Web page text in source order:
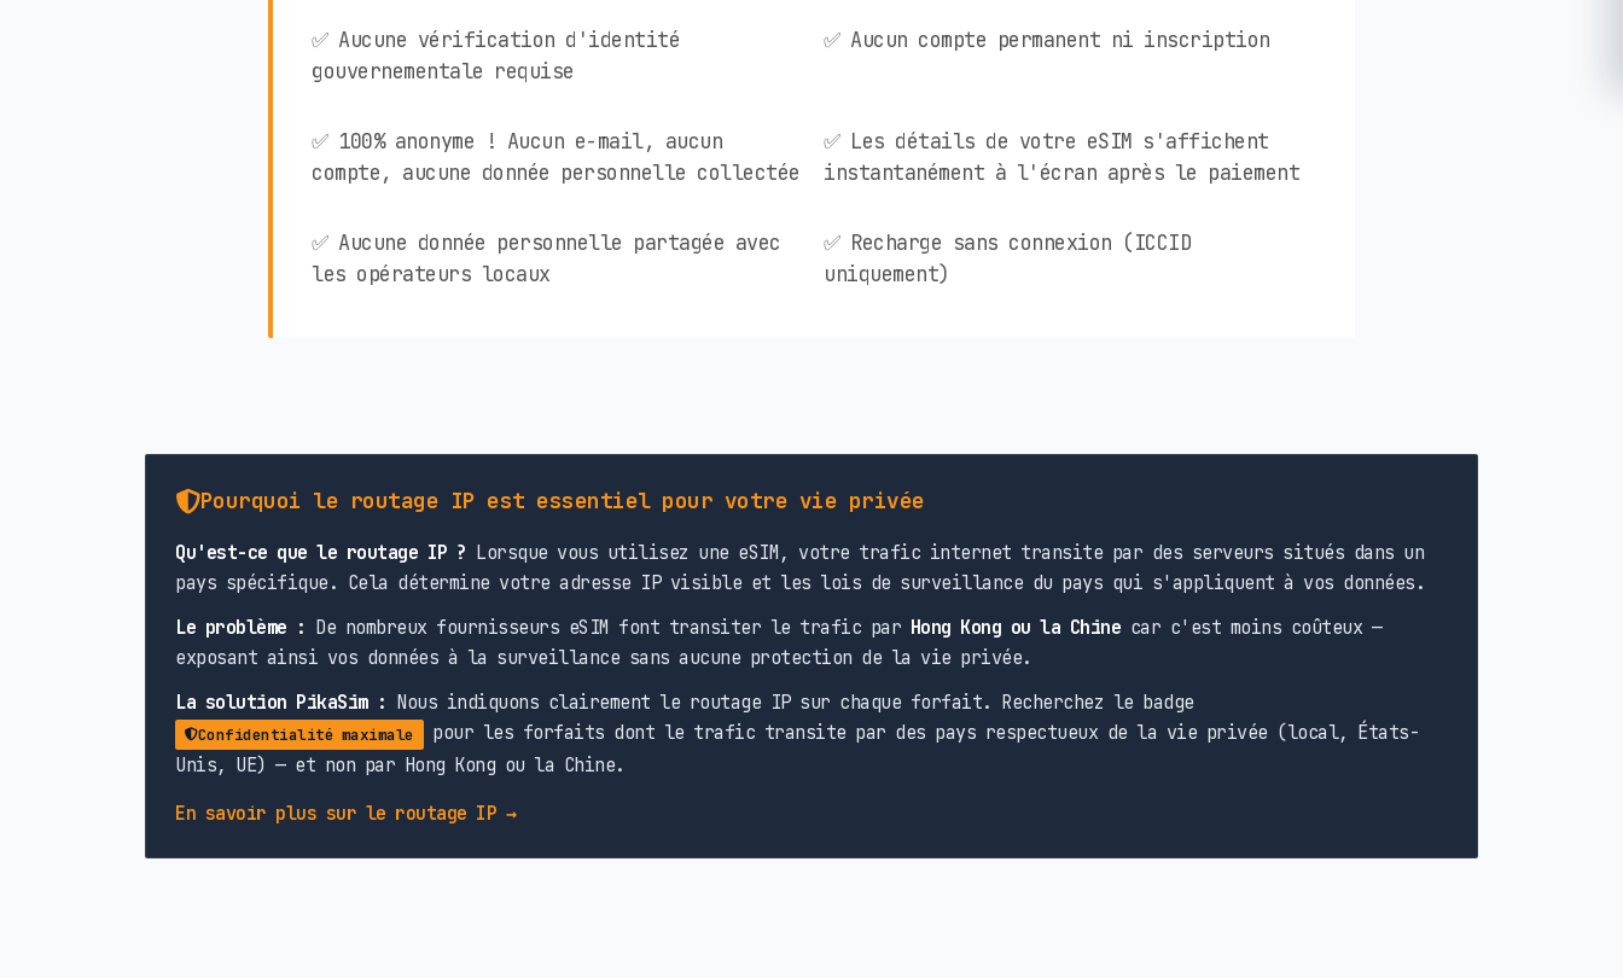
✅ Aucune vérification d'identité
gouvernementale requise
✅ Aucun compte permanent ni inscription
✅ 100% anonyme ! Aucun e-mail, aucun
compte, aucune donnée personnelle collectée
✅ Les détails de votre eSIM s'affichent
instantanément à l'écran après le paiement
✅ Aucune donnée personnelle partagée avec
les opérateurs locaux
✅ Recharge sans connexion (ICCID
uniquement)
Pourquoi le routage IP est essentiel pour votre vie privée
Qu'est-ce que le routage IP ? Lorsque vous utilisez une eSIM, votre trafic internet transite par des serveurs situés dans un
pays spécifique. Cela détermine votre adresse IP visible et les lois de surveillance du pays qui s'appliquent à vos données.
Le problème : De nombreux fournisseurs eSIM font transiter le trafic par Hong Kong ou la Chine car c'est moins coûteux —
exposant ainsi vos données à la surveillance sans aucune protection de la vie privée.
La solution PikaSim : Nous indiquons clairement le routage IP sur chaque forfait. Recherchez le badge
Confidentialité maximale
pour les forfaits dont le trafic transite par des pays respectueux de la vie privée (local, États-
Unis, UE) — et non par Hong Kong ou la Chine.
En savoir plus sur le routage IP →